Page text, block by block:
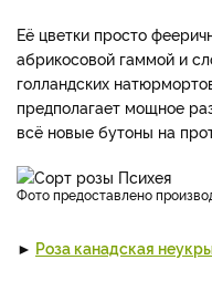
Её цветки просто
абрикосовой гаммой и
голландских
предполагает мощное
всё новые бутоны на
фото предоставлено
► Роза канадская